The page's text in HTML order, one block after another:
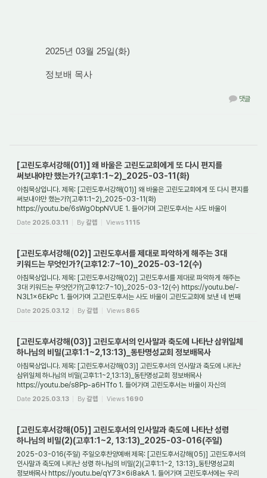
2025년 03월 25일(화)
정보배 목사
댓글
[고린도후서강해(01)] 왜 바울은 고린도교회에게 또 다시 편지를
써보내야만 했는가?(고후1:1~2)_2025-03-11(화)
아침묵상입니다. 제목: [고린도후서강해(01)] 왜 바울은 고린도교회에게 또 다시 편지를
써보내야만 했는가?(고후1:1~2)_2025-03-11(화)
https://youtu.be/6sWgObpNVUE 1. 들어가며 고린도후서는 사도 바울이
고린도교회에게 고린도전서를 보낸 후 약 6개월 정...
Date 2025.03.11 By갈렙 Views 1115
[고린도후서강해(02)] 고린도후서를 제대로 파악하게 해주는 3대
키워드는 무엇인가?(고후12:7~10)_2025-03-12(수)
아침묵상입니다. 제목: [고린도후서강해(02)] 고린도후서를 제대로 파악하게 해주는
3대 키워드는 무엇인가?(고후12:7~10)_2025-03-12(수) https://youtu.be/-
N3L1x6EkPc 1. 들어가며 고고린도후서는 사도 바울이 고린도교회에 보낸 네 번째
서신이다. 첫 번째...
Date 2025.03.12 By갈렙 Views 865
[고린도후서강해(03)] 고린도후서의 인사말과 축도에 나타난 삼위일체
하나님의 비밀(고후1:1~2,13:13)_동탄명성교회 정보배목사
아침묵상입니다. 제목: [고린도후서강해(03)] 고린도후서의 인사말과 축도에 나타난
삼위일체 하나님의 비밀(고후1:1~2,13:13)_동탄명성교회 정보배목사
https://youtu.be/s8Pp-a6HTfo 1. 들어가며 고린도후서는 바울이 자신의
개인적인 감정을 진솔하게 표현...
Date 2025.03.13 By갈렙 Views 1690
[고린도후서강해(05)] 고린도후서의 인사말과 축도에 나타난 성령
하나님의 비밀(2)(고후1:1~2, 13:13)_2025-03-016(주일)
2025-03-016(주일) 주일오후찬양예배 제목: [고린도후서강해(05)] 고린도후서의
인사말과 축도에 나타난 성령 하나님의 비밀(2)(고후1:1~2, 13:13)_동탄명성교회
정보배목사 https://youtu.be/qY73x6i8akA 1. 들어가며 고린도후서에는 우리